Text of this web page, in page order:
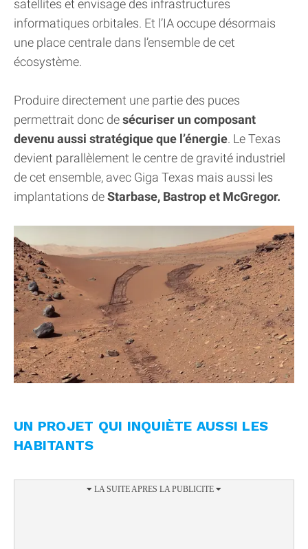
satellites et envisage des infrastructures
informatiques orbitales. Et l’IA occupe désormais
une place centrale dans l’ensemble de cet
écosystème.
Produire directement une partie des puces
permettrait donc desécuriser un composant
devenu aussi stratégique que l’énergie. Le Texas
devient parallèlement le centre de gravité industriel
de cet ensemble, avec Giga Texas mais aussi les
implantations deStarbase, Bastrop et McGregor.
UN PROJET QUI INQUIÈTE AUSSI LES
HABITANTS